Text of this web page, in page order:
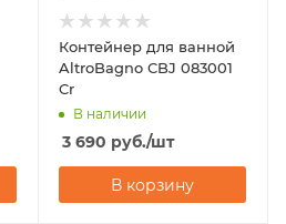
Контейнер для ванной
AltroBagno CBJ 083001
Cr
В наличии
3 690 руб./шт
В корзину